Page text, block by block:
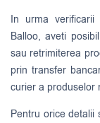
In urma verificarii
Balloo, aveti
sau retrimiterea
prin transfer
curier a produselor
Pentru orice detalii